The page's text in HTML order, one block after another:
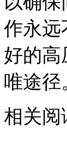
作永远
好的高
唯途径
相关阅